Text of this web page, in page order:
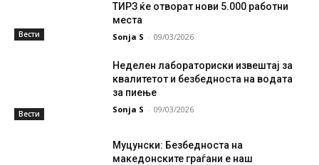
Вести
ТИРЗ ќе отворат нови 5.000 работни
места
Sonja S - 09/03/2026
Вести
Неделен лабораториски извештај за
квалитетот и безбедноста на водата
за пиење
Sonja S - 09/03/2026
Муцунски: Безбедноста на
македонските граѓани е наш